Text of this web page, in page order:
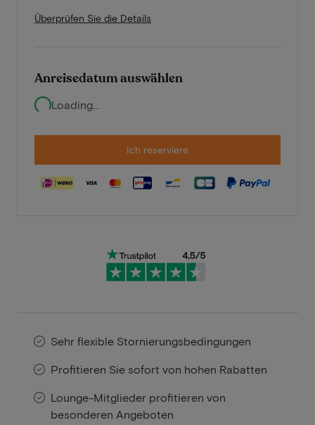
Überprüfen Sie die Details
Anreisedatum auswählen
Loading...
Ich reserviere
Sehr flexible Stornierungsbedingungen
Profitieren Sie sofort von hohen Rabatten
Lounge-Mitglieder profitieren von
besonderen Angeboten